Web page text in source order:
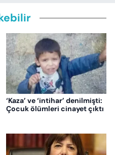
‘Kaza’ ve ‘intihar’ denilmişti:
Çocuk ölümleri cinayet çıktı